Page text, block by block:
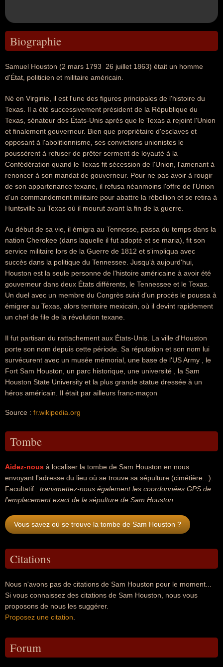
Biographie
Samuel Houston (2 mars 1793  26 juillet 1863) était un homme
d'État, politicien et militaire américain.
Né en Virginie, il est l'une des figures principales de l'histoire du
Texas. Il a été successivement président de la République du
Texas, sénateur des États-Unis après que le Texas a rejoint l'Union
et finalement gouverneur. Bien que propriétaire d'esclaves et
opposant à l'abolitionnisme, ses convictions unionistes le
poussèrent à refuser de prêter serment de loyauté à la
Confédération quand le Texas fit sécession de l'Union, l'amenant à
renoncer à son mandat de gouverneur. Pour ne pas avoir à rougir
de son appartenance texane, il refusa néanmoins l'offre de l'Union
d'un commandement militaire pour abattre la rébellion et se retira à
Huntsville au Texas où il mourut avant la fin de la guerre.
Au début de sa vie, il émigra au Tennesse, passa du temps dans la
nation Cherokee (dans laquelle il fut adopté et se maria), fit son
service militaire lors de la Guerre de 1812 et s'impliqua avec
succès dans la politique du Tennessee. Jusqu'à aujourd'hui,
Houston est la seule personne de l'histoire américaine à avoir été
gouverneur dans deux États différents, le Tennessee et le Texas.
Un duel avec un membre du Congrès suivi d'un procès le poussa à
émigrer au Texas, alors territoire mexicain, où il devint rapidement
un chef de file de la révolution texane.
Il fut partisan du rattachement aux États-Unis. La ville d'Houston
porte son nom depuis cette période. Sa réputation et son nom lui
survécurent avec un musée mémorial, une base de l'US Army , le
Fort Sam Houston, un parc historique, une université , la Sam
Houston State University et la plus grande statue dressée à un
héros américain. Il était par ailleurs franc-maçon
Source : fr.wikipedia.org
Tombe
Aidez-nous à localiser la tombe de Sam Houston en nous
envoyant l'adresse du lieu où se trouve sa sépulture (cimétière...).
Facultatif : transmettez-nous également les coordonnées GPS de
l'emplacement exact de la sépulture de Sam Houston
Vous savez où se trouve la tombe de Sam Houston ?
Citations
Nous n'avons pas de citations de Sam Houston pour le moment...
Si vous connaissez des citations de Sam Houston, nous vous
proposons de nous les suggérer.
Proposez une citation
Forum